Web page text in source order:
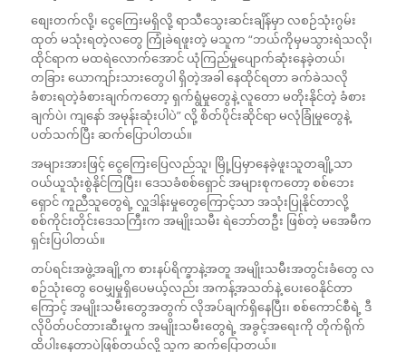
စျေးတက်လို့၊ ငွေကြေးမရှိလို့ ရာသီသွေးဆင်းချိန်မှာ လစဉ်သုံးဂွမ်း
ထုတ် မသုံးရတဲ့လတွေ ကြုံခဲရဖူးတဲ့ မသူက “ဘယ်ကိုမှမသွားရဲသလို၊
ထိုင်ရာက မထရဲလောက်အောင် ယုံကြည်မှုပျောက်ဆုံးနေခဲ့တယ်၊
တခြား ယောကျာ်းသားတွေပါ ရှိတဲ့အခါ နေထိုင်ရတာ ခက်ခဲသလို
ခံစားရတဲ့ခံစားချက်ကတော့ ရှက်ရွံမှုတွေနဲ့ လူတော မတိုးနိုင်တဲ့ ခံစား
ချက်ပဲ၊ ကျနော် အမုန်းဆုံးပါပဲ” လို့ စိတ်ပိုင်းဆိုင်ရာ မလုံခြုံမှုတွေနဲ့
ပတ်သက်ပြီး ဆက်ပြောပါတယ်။
အများအားဖြင့် ငွေကြေးပြေလည်သူ၊ မြို့ပြမှာနေခဲ့ဖူးသူတချို့သာ
ဝယ်ယူသုံးစွဲနိုင်ကြပြီး၊ ဒေသခံစစ်ရှောင် အများစုကတော့ စစ်ဘေး
ရှောင် ကူညီသူတွေရဲ့ လှူဒါန်းမှုတွေကြောင့်သာ အသုံးပြုနိုင်တာလို့
စစ်ကိုင်းတိုင်းဒေသကြီးက အမျိုးသမီး ရဲဘော်တဦး ဖြစ်တဲ့ မအေမီက
ရှင်းပြပါတယ်။
တပ်ရင်းအဖွဲ့အချို့က စားနပ်ရိက္ခာနဲ့အတူ အမျိုးသမီးအတွင်းခံတွေ လ
စဉ်သုံးတွေ ဝေမျှမှုရှိပေမယ့်လည်း အကန့်အသတ်နဲ့ ပေးဝေနိုင်တာ
ကြောင့် အမျိုးသမီးတွေအတွက် လိုအပ်ချက်ရှိနေပြီး၊ စစ်ကောင်စီရဲ့ ဒီ
လိုပိတ်ပင်တားဆီးမှုက အမျိုးသမီးတွေရဲ့ အခွင့်အရေးကို တိုက်ရိုက်
ထိပါးနေတာပဲဖြစ်တယ်လို့ သူက ဆက်ပြောတယ်။